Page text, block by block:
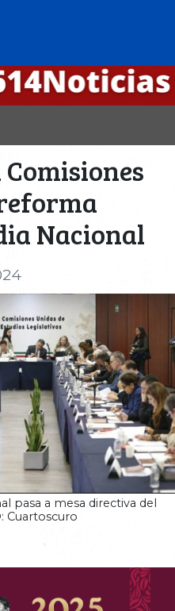
Nacional
pasa a mesa directiva del
Cuartoscuro